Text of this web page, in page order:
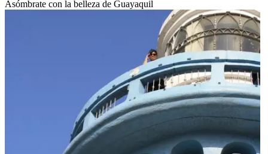
Asómbrate con la belleza de Guayaquil